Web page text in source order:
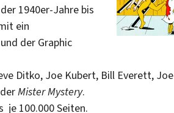
1940er-Jahre bis
ein
der Graphic
Ditko, Joe Kubert, Bill Everett, Joe
Mister Mystery.
je 100.000 Seiten.